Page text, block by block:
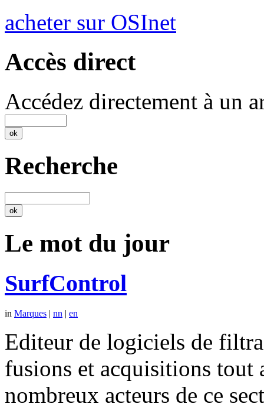
acheter sur OSInet
Accès direct
Accédez directement à un
Recherche
Le mot du jour
SurfControl
in Marques | nn | en
Editeur de logiciels de
fusions et acquisitions tout
nombreux acteurs de ce